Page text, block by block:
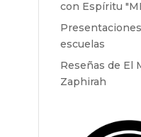
con Espíritu
escuelas
Reseñas de El
Zaphirah